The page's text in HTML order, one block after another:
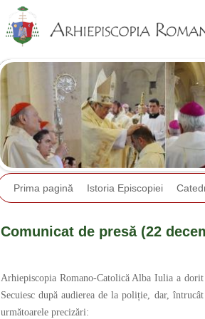
Prima pagină Istoria Episcopiei
Comunicat de presă (22
Arhiepiscopia Romano-Catolică Alba Iulia a
Secuiesc după audierea de la poliție, dar,
următoarele precizări: